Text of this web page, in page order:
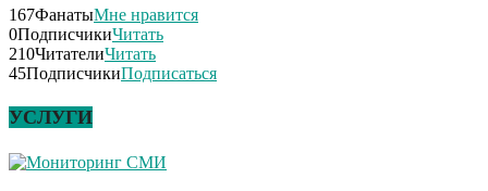
167ФанатыМне нравится
0ПодписчикиЧитать
210ЧитателиЧитать
45ПодписчикиПодписаться
УСЛУГИ